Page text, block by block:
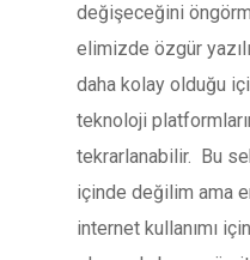
değişeceğini
elimizde özgür
daha kolay olduğu
teknoloji
tekrarlanabilir. Bu
içinde değilim ama
internet kullanımı